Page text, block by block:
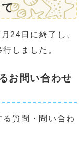
24日に終了し、
しました。
お問い合わせ
質問・問い合わ